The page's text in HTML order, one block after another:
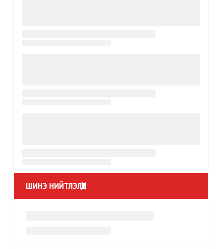
ШИНЭ НИЙТЛЭЛҮҮД